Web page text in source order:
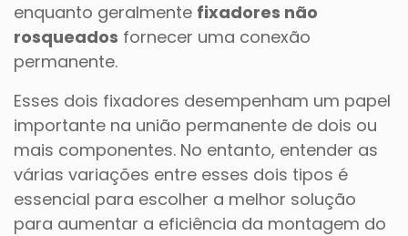
enquanto geralmente fixadores não
rosqueados fornecer uma conexão
permanente.
Esses dois fixadores desempenham um papel
importante na união permanente de dois ou
mais componentes. No entanto, entender as
várias variações entre esses dois tipos é
essencial para escolher a melhor solução
para aumentar a eficiência da montagem do